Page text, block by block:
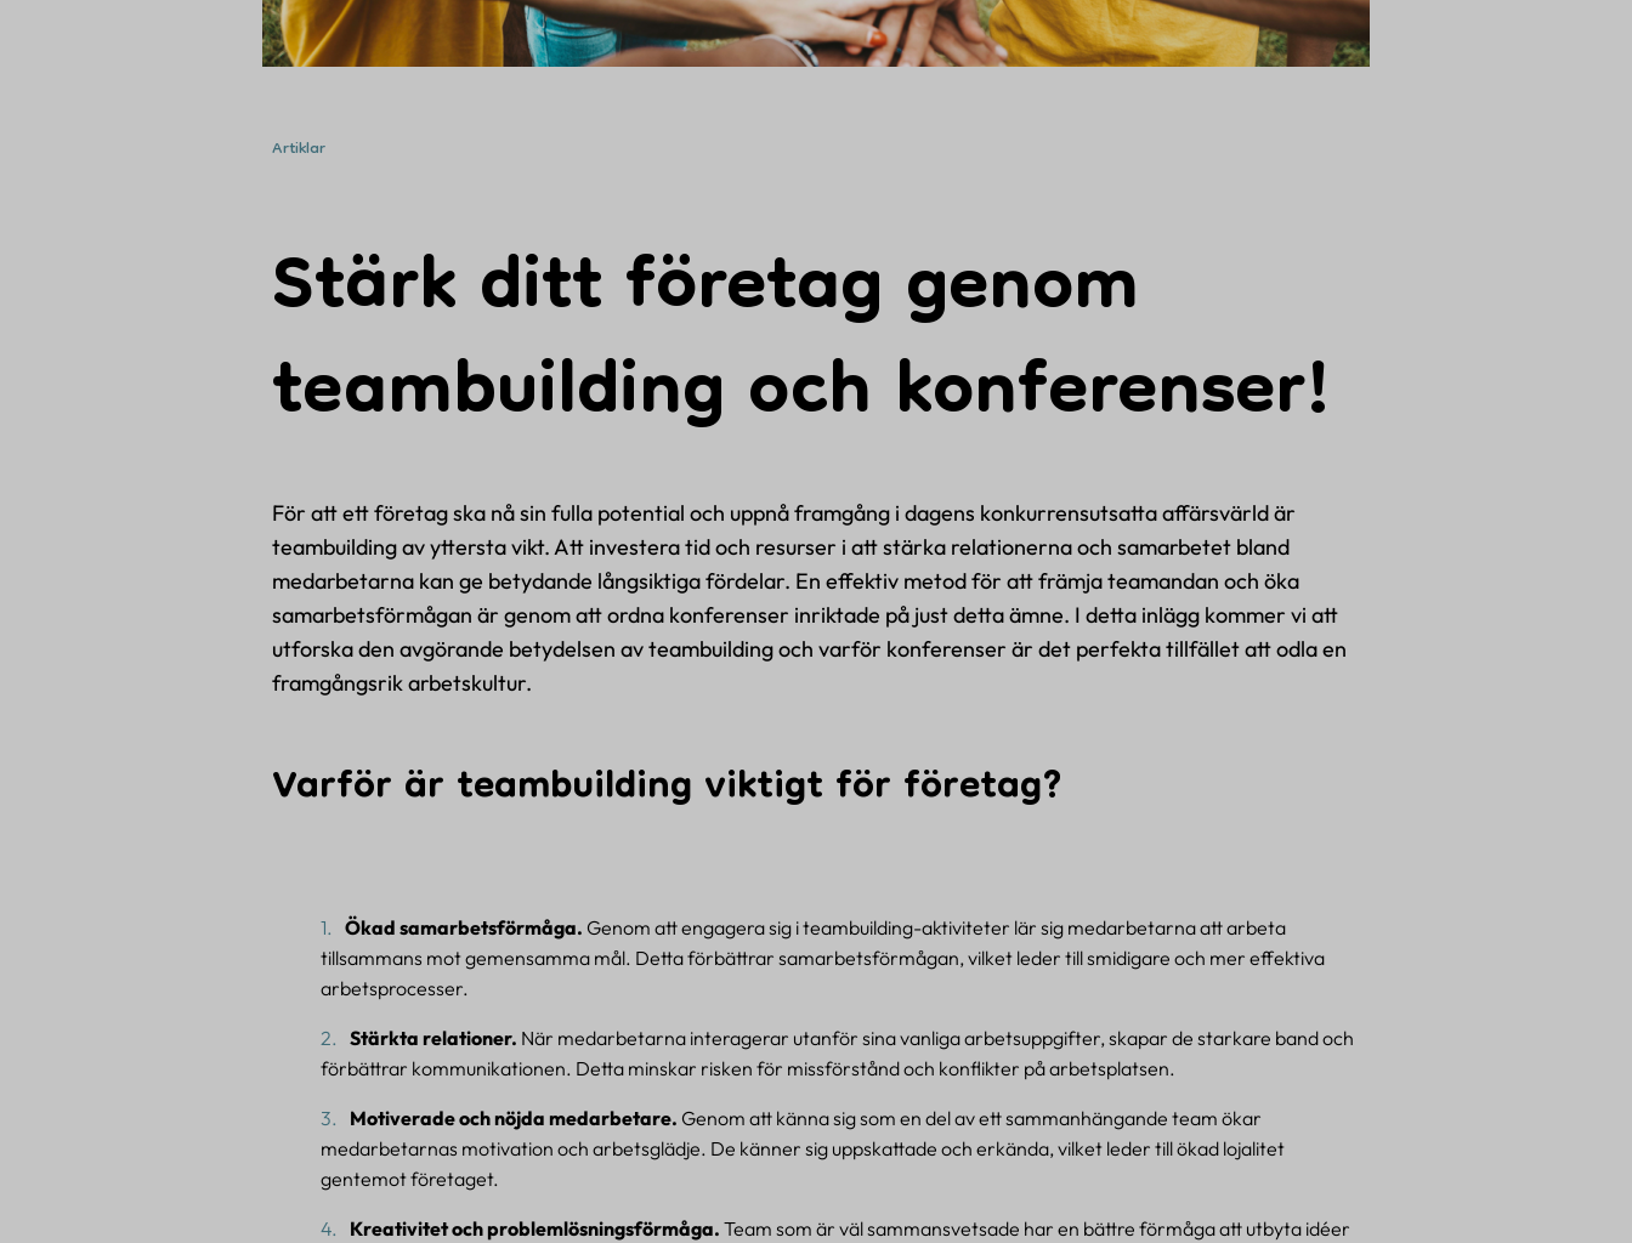
Kontakta oss Adress Följ oss
Artiklar
Stärk ditt företag genom
teambuilding och konferenser!
För att ett företag ska nå sin fulla potential och uppnå framgång i dagens konkurrensutsatta affärsvärld är
teambuilding av yttersta vikt. Att investera tid och resurser i att stärka relationerna och samarbetet bland
medarbetarna kan ge betydande långsiktiga fördelar. En effektiv metod för att främja teamandan och öka
samarbetsförmågan är genom att ordna konferenser inriktade på just detta ämne. I detta inlägg kommer vi att
utforska den avgörande betydelsen av teambuilding och varför konferenser är det perfekta tillfället att odla en
framgångsrik arbetskultur.
Varför är teambuilding viktigt för företag?
Ökad samarbetsförmåga. Genom att engagera sig i teambuilding-aktiviteter lär sig medarbetarna att arbeta
tillsammans mot gemensamma mål. Detta förbättrar samarbetsförmågan, vilket leder till smidigare och mer effektiva
arbetsprocesser.
Stärkta relationer. När medarbetarna interagerar utanför sina vanliga arbetsuppgifter, skapar de starkare band och
förbättrar kommunikationen. Detta minskar risken för missförstånd och konflikter på arbetsplatsen.
Motiverade och nöjda medarbetare. Genom att känna sig som en del av ett sammanhängande team ökar
medarbetarnas motivation och arbetsglädje. De känner sig uppskattade och erkända, vilket leder till ökad lojalitet
gentemot företaget.
Kreativitet och problemlösningsförmåga. Team som är väl sammansvetsade har en bättre förmåga att utbyta idéer